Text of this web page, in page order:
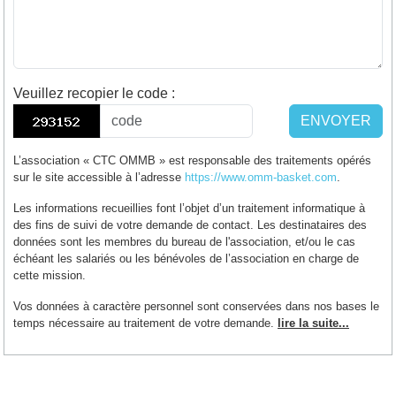
Veuillez recopier le code :
ENVOYER
L’association « CTC OMMB » est responsable des traitements opérés
sur le site accessible à l’adresse https://www.omm-basket.com
Les informations recueillies font l’objet d’un traitement informatique à
des fins de suivi de votre demande de contact. Les destinataires des
données sont les membres du bureau de l'association, et/ou le cas
échéant les salariés ou les bénévoles de l’association en charge de
cette mission.
Vos données à caractère personnel sont conservées dans nos bases le
temps nécessaire au traitement de votre demande. lire la suite...